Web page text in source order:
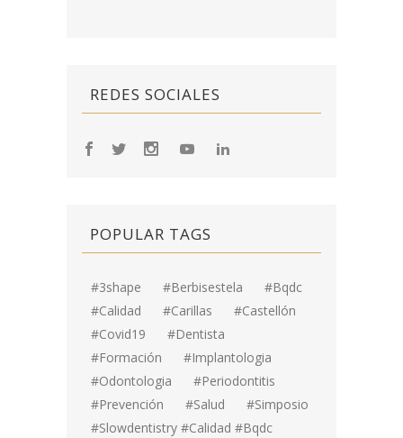
REDES SOCIALES
POPULAR TAGS
#3shape #berbisestela
#bqdc
#calidad
#carillas
#Castellón
#covid19
#dentista
#formación
#implantologia
#odontologia
#periodontitis
#prevención
#salud
#simposio
#Slowdentistry #calidad #bqdc